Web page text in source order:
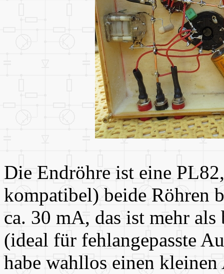
Die Endröhre ist eine
kompatibel) beide Röhren
ca. 30 mA, das ist mehr
(ideal für fehlangepasste
habe wahllos einen